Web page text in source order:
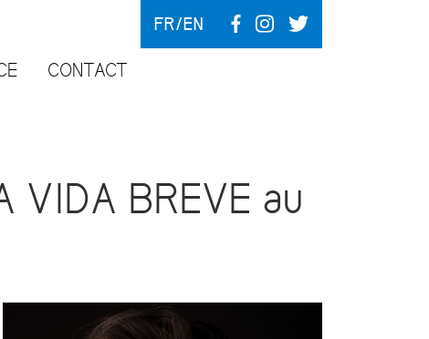
CONTACT
FR EN
VIDA BREVE au